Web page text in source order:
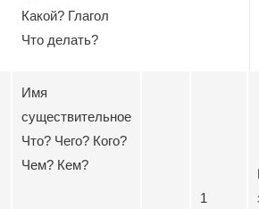
Какой? Глагол
Что делать?
Имя
существительное
Что? Чего? Кого?
Чем? Кем?
1